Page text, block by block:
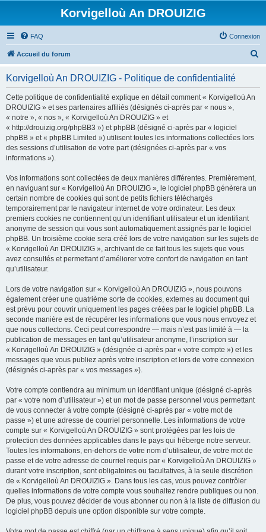
Korvigelloù An DROUIZIG
FAQ Connexion
Accueil du forum
Korvigelloù An DROUIZIG - Politique de confidentialité
Cette politique de confidentialité explique en détail comment « Korvigelloù An
DROUIZIG » et ses partenaires affiliés (désignés ci-après par « nous »,
« notre », « nos », « Korvigelloù An DROUIZIG » et
« http://drouizig.org/phpBB3 ») et phpBB (désigné ci-après par « logiciel
phpBB » et « phpBB Limited ») utilisent toutes les informations collectées lors
des sessions d’utilisation de votre part (désignées ci-après par « vos
informations »).
Vos informations sont collectées de deux manières différentes. Premièrement,
en naviguant sur « Korvigelloù An DROUIZIG », le logiciel phpBB génèrera un
certain nombre de cookies qui sont de petits fichiers téléchargés
temporairement par le navigateur internet de votre ordinateur. Les deux
premiers cookies ne contiennent qu’un identifiant utilisateur et un identifiant
anonyme de session qui vous sont automatiquement assignés par le logiciel
phpBB. Un troisième cookie sera créé lors de votre navigation sur les sujets de
« Korvigelloù An DROUIZIG », archivant de ce fait tous les sujets que vous
avez consultés et permettant d’améliorer votre confort de navigation en tant
qu’utilisateur.
Lors de votre navigation sur « Korvigelloù An DROUIZIG », nous pouvons
également créer une quatrième sorte de cookies, externes au document qui
est prévu pour couvrir uniquement les pages créées par le logiciel phpBB. La
seconde manière est de récupérer les informations que vous nous envoyez et
que nous collectons. Ceci peut correspondre — mais n’est pas limité à — la
publication de messages en tant qu’utilisateur anonyme, l’inscription sur
« Korvigelloù An DROUIZIG » (désignée ci-après par « votre compte ») et les
messages que vous publiez après votre inscription et lors de votre connexion
(désignés ci-après par « vos messages »).
Votre compte contiendra au minimum un identifiant unique (désigné ci-après
par « votre nom d’utilisateur ») et un mot de passe personnel vous permettant
de vous connecter à votre compte (désigné ci-après par « votre mot de
passe ») et une adresse de courriel personnelle. Les informations de votre
compte sur « Korvigelloù An DROUIZIG » sont protégées par les lois de
protection des données applicables dans le pays qui héberge notre serveur.
Toutes les informations, en-dehors de votre nom d’utilisateur, de votre mot de
passe et de votre adresse de courriel requis par « Korvigelloù An DROUIZIG »
durant votre inscription, sont obligatoires ou facultatives, à la seule discrétion
de « Korvigelloù An DROUIZIG ». Dans tous les cas, vous pouvez contrôler
quelles informations de votre compte vous souhaitez rendre publiques ou non.
De plus, vous pouvez décider de vous abonner ou non à la liste de diffusion du
logiciel phpBB depuis une option disponible sur votre compte.